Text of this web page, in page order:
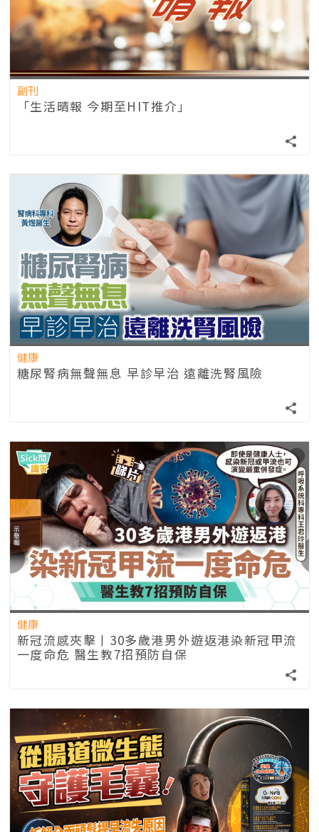
副刊
「生活晴報 今期至HIT推介」
健康
糖尿腎病無聲無息 早診早治 遠離洗腎風險
健康
新冠流感夾擊丨30多歲港男外遊返港染新冠甲流
一度命危 醫生教7招預防自保